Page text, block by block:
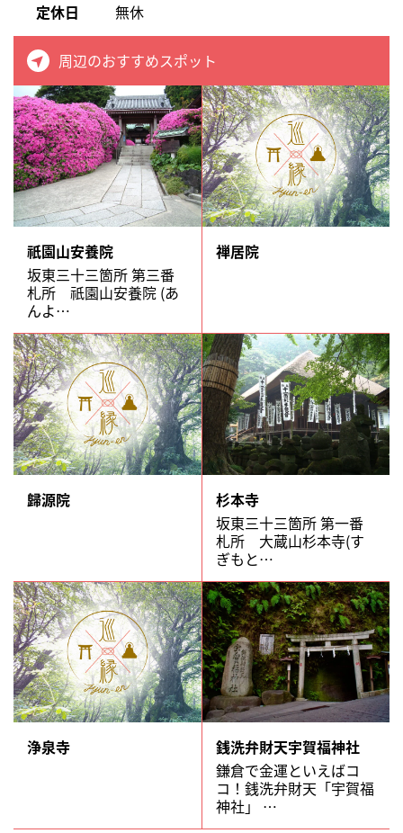
定休日 無休
周辺のおすすめスポット
祇園山安養院
坂東三十三箇所 第三番
札所 祇園山安養院 (あ
んよ…
禅居院
歸源院
杉本寺
坂東三十三箇所 第一番
札所 大蔵山杉本寺(す
ぎもと…
浄泉寺
銭洗弁財天宇賀福神社
鎌倉で金運といえばコ
コ！銭洗弁財天「宇賀福
神社」 …